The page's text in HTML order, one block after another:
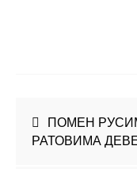
Кретање
чланка
ПОМЕН
РАТОВИМА